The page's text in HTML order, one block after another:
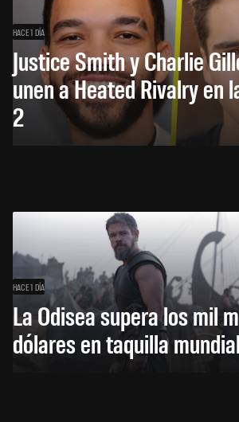
HACE 1 DÍA
Justice Smith y Charlie
unen a Heated Rivalry en
2
HACE 1 DÍA
La Odisea supera los mil
dólares en taquilla mundial